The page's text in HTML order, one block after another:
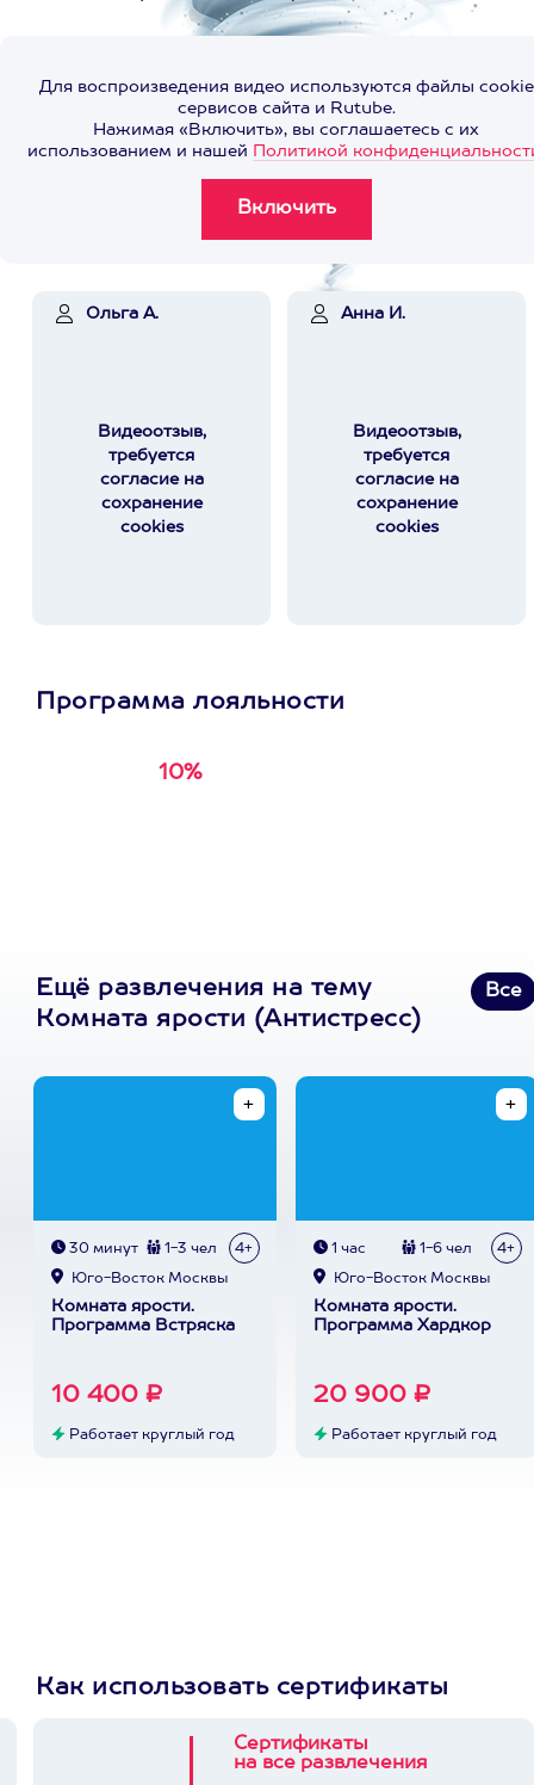
Для воспроизведения видео используются файлы cookie
сервисов сайта и Rutube.
Нажимая «Включить», вы соглашаетесь с их
использованием и нашей Политикой
Ольга А.
Видеоотзыв,
требуется
согласие на
сохранение
cookies
Анна И.
Видеоотзыв,
требуется
согласие на
сохранение
cookies
Программа лояльности
10%
Ещё развлечения на тему
Комната ярости (Антистресс)
Все
30 минут 1-3 чел 4+
Юго-Восток Москвы
Комната ярости.
Программа Встряска
10 400 ₽
Работает круглый год
1 час 1-6 чел 4+
Юго-Восток Москвы
Комната ярости.
Программа Хардкор
20 900 ₽
Работает круглый год
Как использовать сертификаты
Сертификаты
на все развлечения